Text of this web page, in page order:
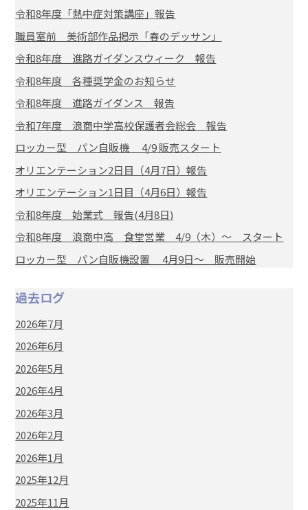
令和8年度「熱中症対策講座」報告
職員室前 美術部作品掲示「春のデッサン」
令和8年度 進路ガイダンスウィーク 報告
令和8年度 各種奨学金のお知らせ
令和8年度 進路ガイダンス 報告
令和7年度 浪商中学高校保護者会総会 報告
ロッカー型 パン自販機 4/9 販売スタート
オリエンテーション2日目（4月7日）報告
オリエンテーション1日目（4月6日）報告
令和8年度 始業式 報告(4月8日)
令和8年度 浪商中高 食堂営業 4/9（木）～ スタート
ロッカー型 パン自販機設置 4月9日～ 販売開始
過去ログ
2026年7月
2026年6月
2026年5月
2026年4月
2026年3月
2026年2月
2026年1月
2025年12月
2025年11月